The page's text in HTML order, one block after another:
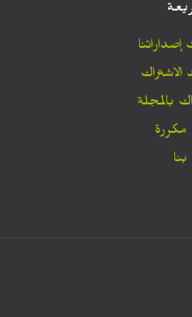
الاشتراك
بالمجلة
مكررة